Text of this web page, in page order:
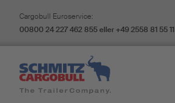
Cargobull Euroservice:
00800 24 227 462 855 eller +49 2558 81 55 11